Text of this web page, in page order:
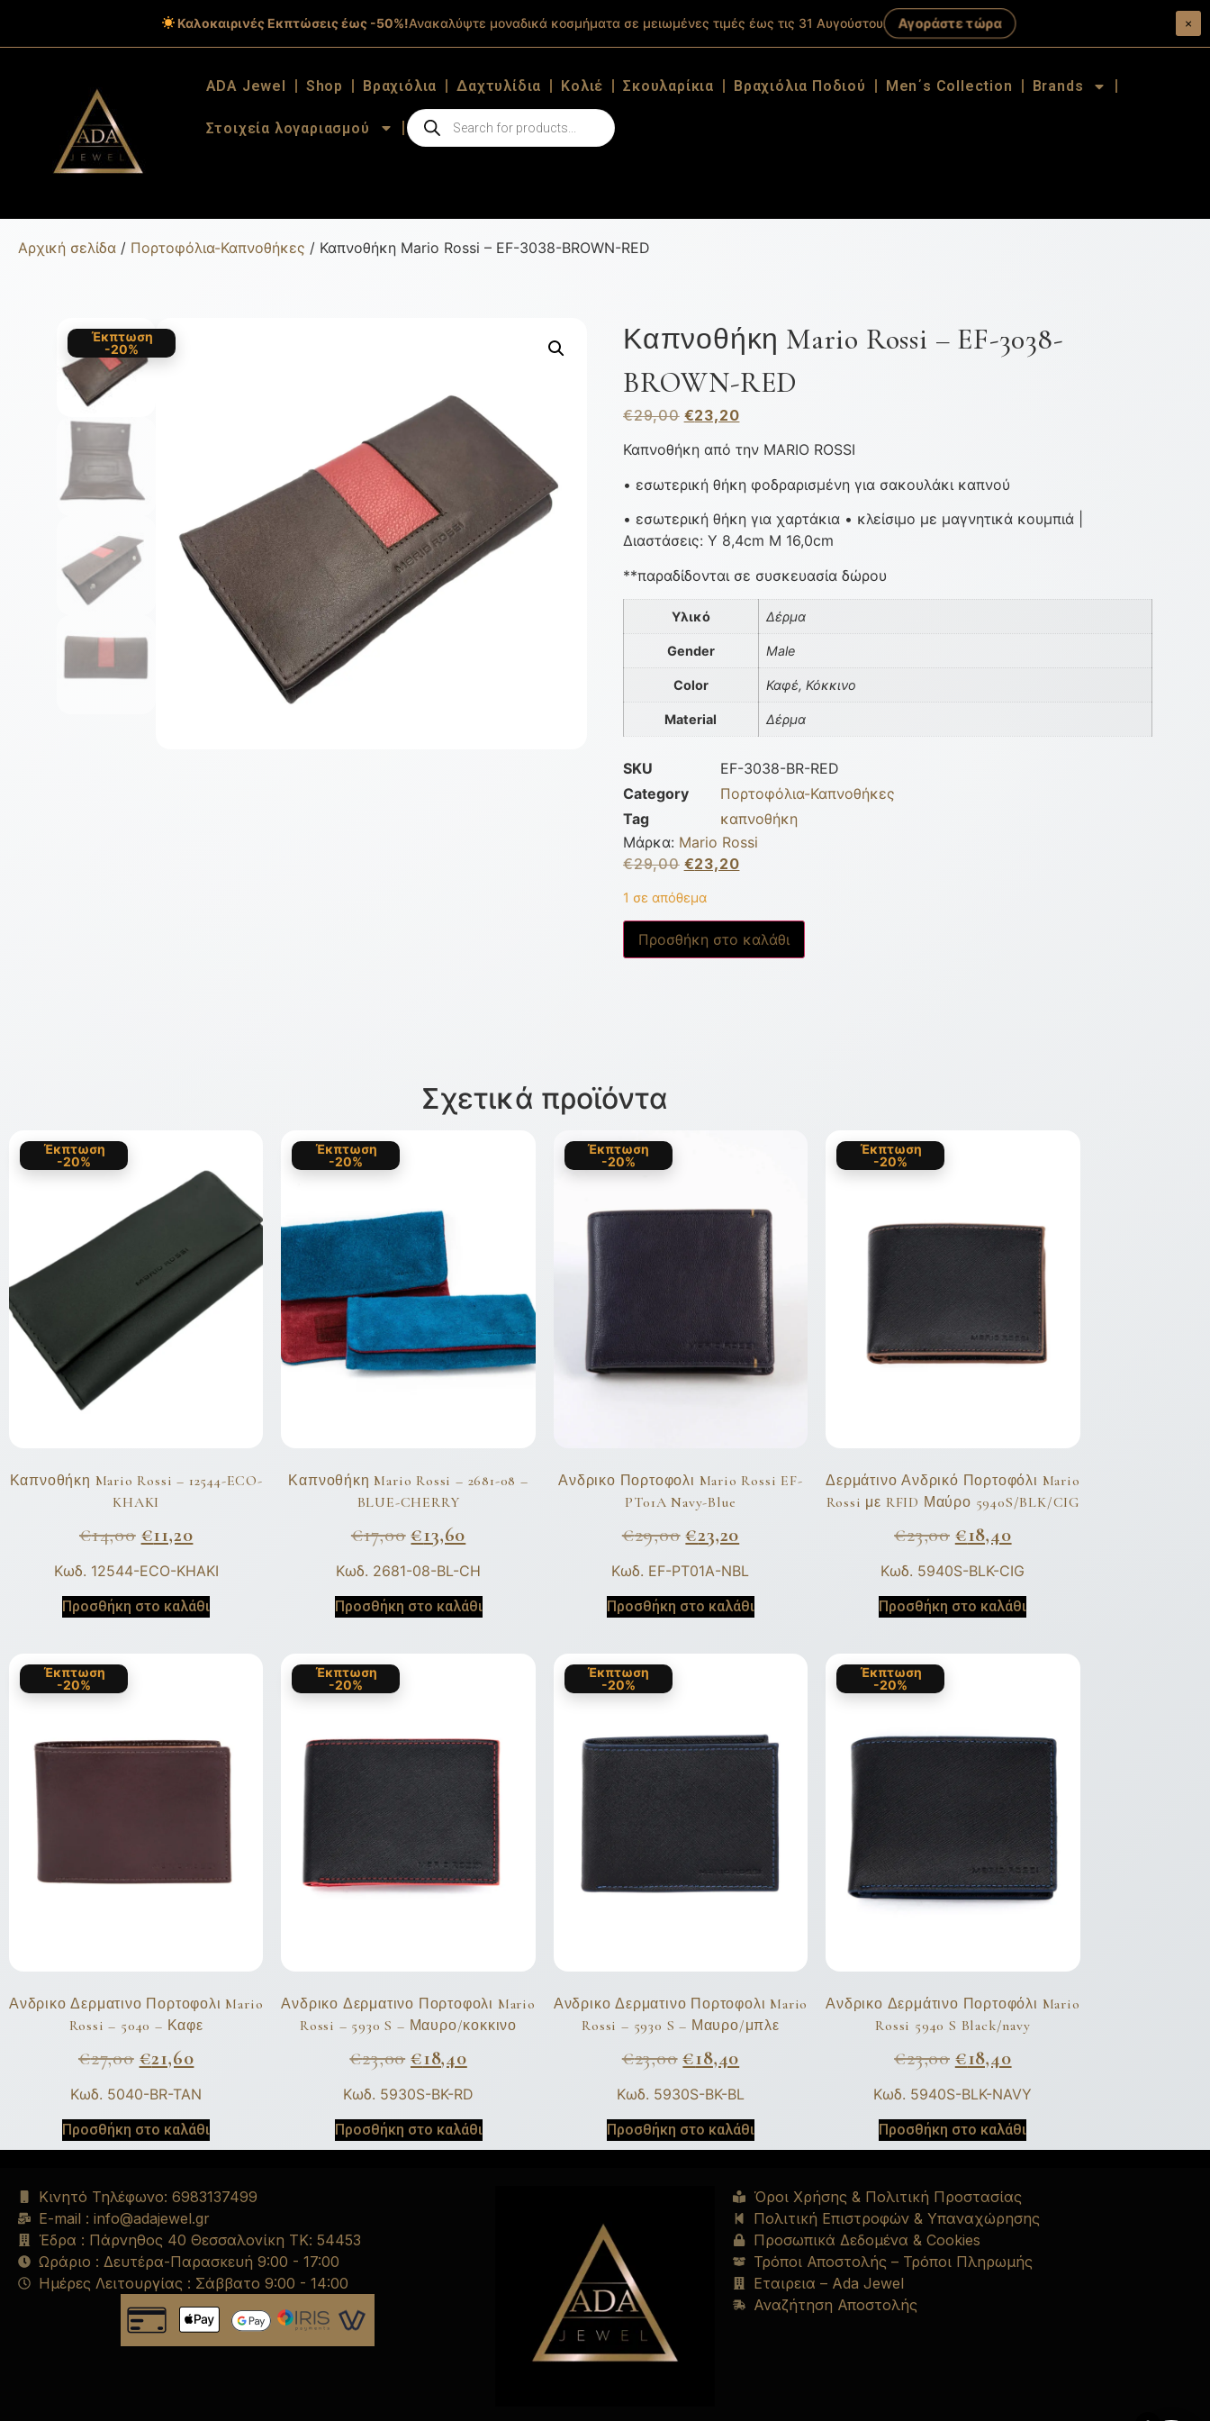
Καλοκαιρινές Εκπτώσεις έως -50%!Ανακαλύψτε μοναδικά κοσμήματα σε μειωμένες τιμές έως τις 31 Αυγούστου. Αγοράστε τώρα ×
ADA Jewel Shop Βραχιόλια Δαχτυλίδια Κολιέ Σκουλαρίκια Βραχιόλια Ποδιού Men΄s Collection Brands
Στοιχεία λογαριασμού
Αρχική σελίδα / Πορτοφόλια-Καπνοθήκες / Καπνοθήκη Mario Rossi – EF-3038-BROWN-RED
Έκπτωση
-20%
Καπνοθήκη Mario Rossi – EF-3038-
BROWN-RED
€29,00 €23,20
Καπνοθήκη από την MARIO ROSSI
• εσωτερική θήκη φοδραρισμένη για σακουλάκι καπνού
• εσωτερική θήκη για χαρτάκια • κλείσιμο με μαγνητικά κουμπιά |
Διαστάσεις: Υ 8,4cm Μ 16,0cm
**παραδίδονται σε συσκευασία δώρου
Υλικό Δέρμα
Gender Male
Color Καφέ, Κόκκινο
Material Δέρμα
SKU
EF-3038-BR-RED
Category
Πορτοφόλια-Καπνοθήκες
Tag
καπνοθήκη
Μάρκα: Mario Rossi
€29,00 €23,20
1 σε απόθεμα
Προσθήκη στο καλάθι
Σχετικά προϊόντα
Έκπτωση
-20%
Καπνοθήκη Mario Rossi – 12544-ECO-
KHAKI
€14,00 €11,20
Κωδ. 12544-ECO-KHAKI
Προσθήκη στο καλάθι
Έκπτωση
-20%
Καπνοθήκη Mario Rossi – 2681-08 –
BLUE-CHERRY
€17,00 €13,60
Κωδ. 2681-08-BL-CH
Προσθήκη στο καλάθι
Έκπτωση
-20%
Ανδρικο Πορτοφολι Mario Rossi EF-
PT01A Navy-Blue
€29,00 €23,20
Κωδ. EF-PT01A-NBL
Προσθήκη στο καλάθι
Έκπτωση
-20%
Δερμάτινο Ανδρικό Πορτοφόλι Mario
Rossi με RFID Μαύρο 5940S/BLK/CIG
€23,00 €18,40
Κωδ. 5940S-BLK-CIG
Προσθήκη στο καλάθι
Έκπτωση
-20%
Ανδρικο Δερματινο Πορτοφολι Mario
Rossi – 5040 – Καφε
€27,00 €21,60
Κωδ. 5040-BR-TAN
Προσθήκη στο καλάθι
Έκπτωση
-20%
Ανδρικο Δερματινο Πορτοφολι Mario
Rossi – 5930 S – Μαυρο/κοκκινο
€23,00 €18,40
Κωδ. 5930S-BK-RD
Προσθήκη στο καλάθι
Έκπτωση
-20%
Ανδρικο Δερματινο Πορτοφολι Mario
Rossi – 5930 S – Μαυρο/μπλε
€23,00 €18,40
Κωδ. 5930S-BK-BL
Προσθήκη στο καλάθι
Έκπτωση
-20%
Ανδρικο Δερμάτινο Πορτοφόλι Mario
Rossi 5940 S Black/navy
€23,00 €18,40
Κωδ. 5940S-BLK-NAVY
Προσθήκη στο καλάθι
Κινητό Τηλέφωνο: 6983137499
E-mail : info@adajewel.gr
Έδρα : Πάρνηθος 40 Θεσσαλονίκη ΤΚ: 54453
Ωράριο : Δευτέρα-Παρασκευή 9:00 - 17:00
Ημέρες Λειτουργίας : Σάββατο 9:00 - 14:00
Όροι Χρήσης & Πολιτική Προστασίας
Πολιτική Επιστροφών & Υπαναχώρησης
Προσωπικά Δεδομένα & Cookies
Τρόποι Αποστολής – Τρόποι Πληρωμής
Εταιρεια – Ada Jewel
Αναζήτηση Αποστολής